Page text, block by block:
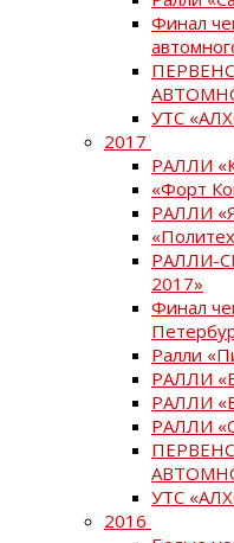
Финал
УТС
2017
РАЛЛИ
«Форт
РАЛЛИ
РАЛЛИ-
2017»
Финал
Ралли
РАЛЛИ
РАЛЛИ
РАЛЛИ
УТС
2016